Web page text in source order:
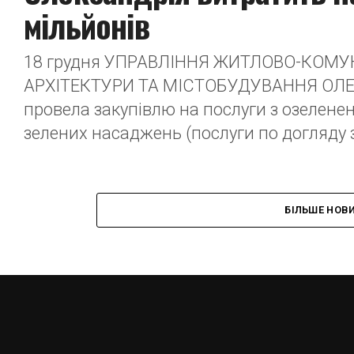
мільйонів
18 грудня УПРАВЛІННЯ ЖИТЛОВО-
АРХІТЕКТУРИ ТА МІСТОБУДУВАННЯ
провела закупівлю на послуги з
зелених насаджень (послуги по догляду
БІЛЬШЕ